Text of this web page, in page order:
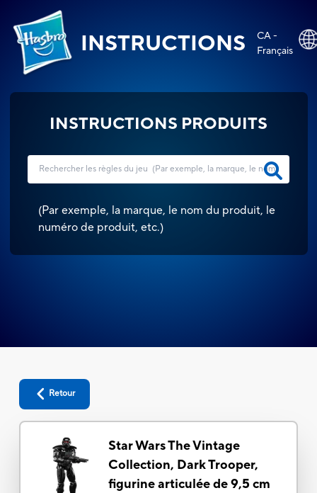
INSTRUCTIONS
CA -
Français
INSTRUCTIONS PRODUITS
(Par exemple, la marque, le nom du produit, le
numéro de produit, etc.)
Retour
Star Wars The Vintage
Collection, Dark Trooper,
figurine articulée de 9,5 cm